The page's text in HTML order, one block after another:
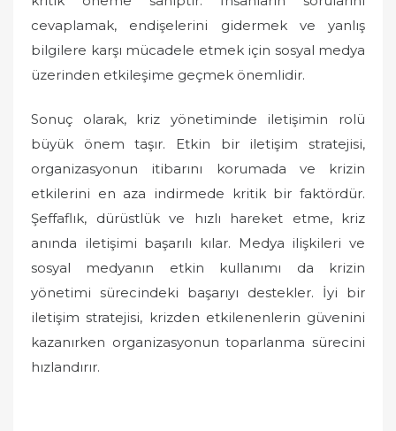
cevaplamak, endişelerini gidermek ve yanlış
bilgilere karşı mücadele etmek için sosyal medya
üzerinden etkileşime geçmek önemlidir.
Sonuç olarak, kriz yönetiminde iletişimin rolü
büyük önem taşır. Etkin bir iletişim stratejisi,
organizasyonun itibarını korumada ve krizin
etkilerini en aza indirmede kritik bir faktördür.
Şeffaflık, dürüstlük ve hızlı hareket etme, kriz
anında iletişimi başarılı kılar. Medya ilişkileri ve
sosyal medyanın etkin kullanımı da krizin
yönetimi sürecindeki başarıyı destekler. İyi bir
iletişim stratejisi, krizden etkilenenlerin güvenini
kazanırken organizasyonun toparlanma sürecini
hızlandırır.